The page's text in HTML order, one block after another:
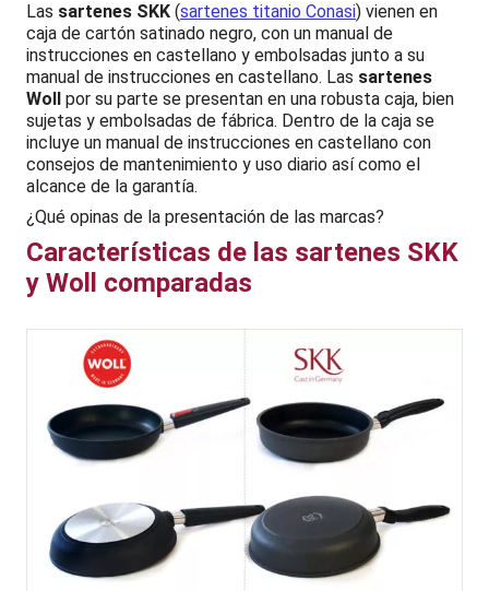
Las sartenes SKK (sartenes titanio Conasi) vienen en
caja de cartón satinado negro, con un manual de
instrucciones en castellano y embolsadas junto a su
manual de instrucciones en castellano. Las sartenes
Woll por su parte se presentan en una robusta caja, bien
sujetas y embolsadas de fábrica. Dentro de la caja se
incluye un manual de instrucciones en castellano con
consejos de mantenimiento y uso diario así como el
alcance de la garantía.
¿Qué opinas de la presentación de las marcas?
Características de las sartenes SKK
y Woll comparadas